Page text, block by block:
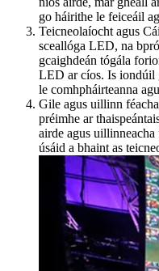
go háirithe le feiceáil
Teicneolaíocht agus
sceallóga LED, na
gcaighdeán tógála
LED ar cíos. Is iondúil
le comhpháirteanna
Gile agus uillinn
préimhe ar
airde agus
úsáid a bhaint as